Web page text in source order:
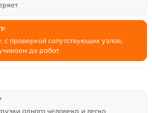
с проверкой сопутствующих узлов;
до работ
одного человека и легко